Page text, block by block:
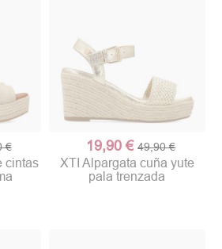
€
cintas
19,90 € 49,90 €
XTI Alpargata cuña yute
pala trenzada